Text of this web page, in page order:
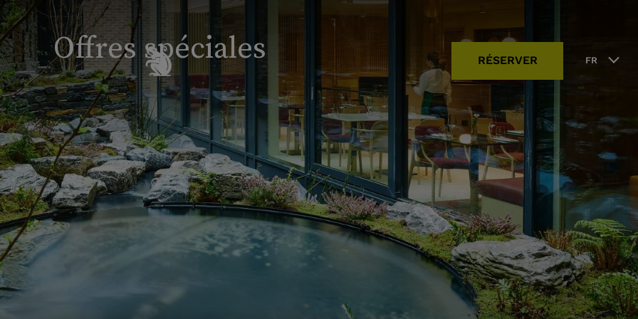
RÉSERVER FR
Offres spéciales